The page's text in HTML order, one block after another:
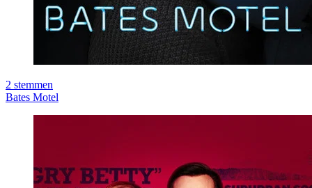
2 stemmen
Bates Motel